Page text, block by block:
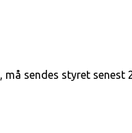
sendes styret senest